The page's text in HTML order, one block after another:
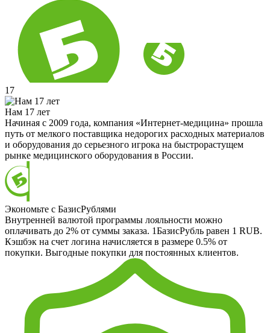
17
Нам 17 лет
Начиная с 2009 года, компания «Интернет-медицина» прошла
путь от мелкого поставщика недорогих расходных материалов
и оборудования до серьезного игрока на быстрорастущем
рынке медицинского оборудования в России.
Экономьте с БазисРублями
Внутренней валютой программы лояльности можно
оплачивать до 2% от суммы заказа. 1БазисРубль равен 1 RUB.
Кэшбэк на счет логина начисляется в размере 0.5% от
покупки. Выгодные покупки для постоянных клиентов.